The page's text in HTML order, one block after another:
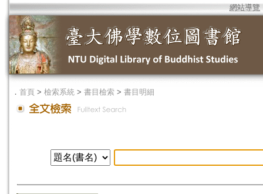
網站導覽
． 首頁 > 檢索系統 > 書目檢索 > 書目明細